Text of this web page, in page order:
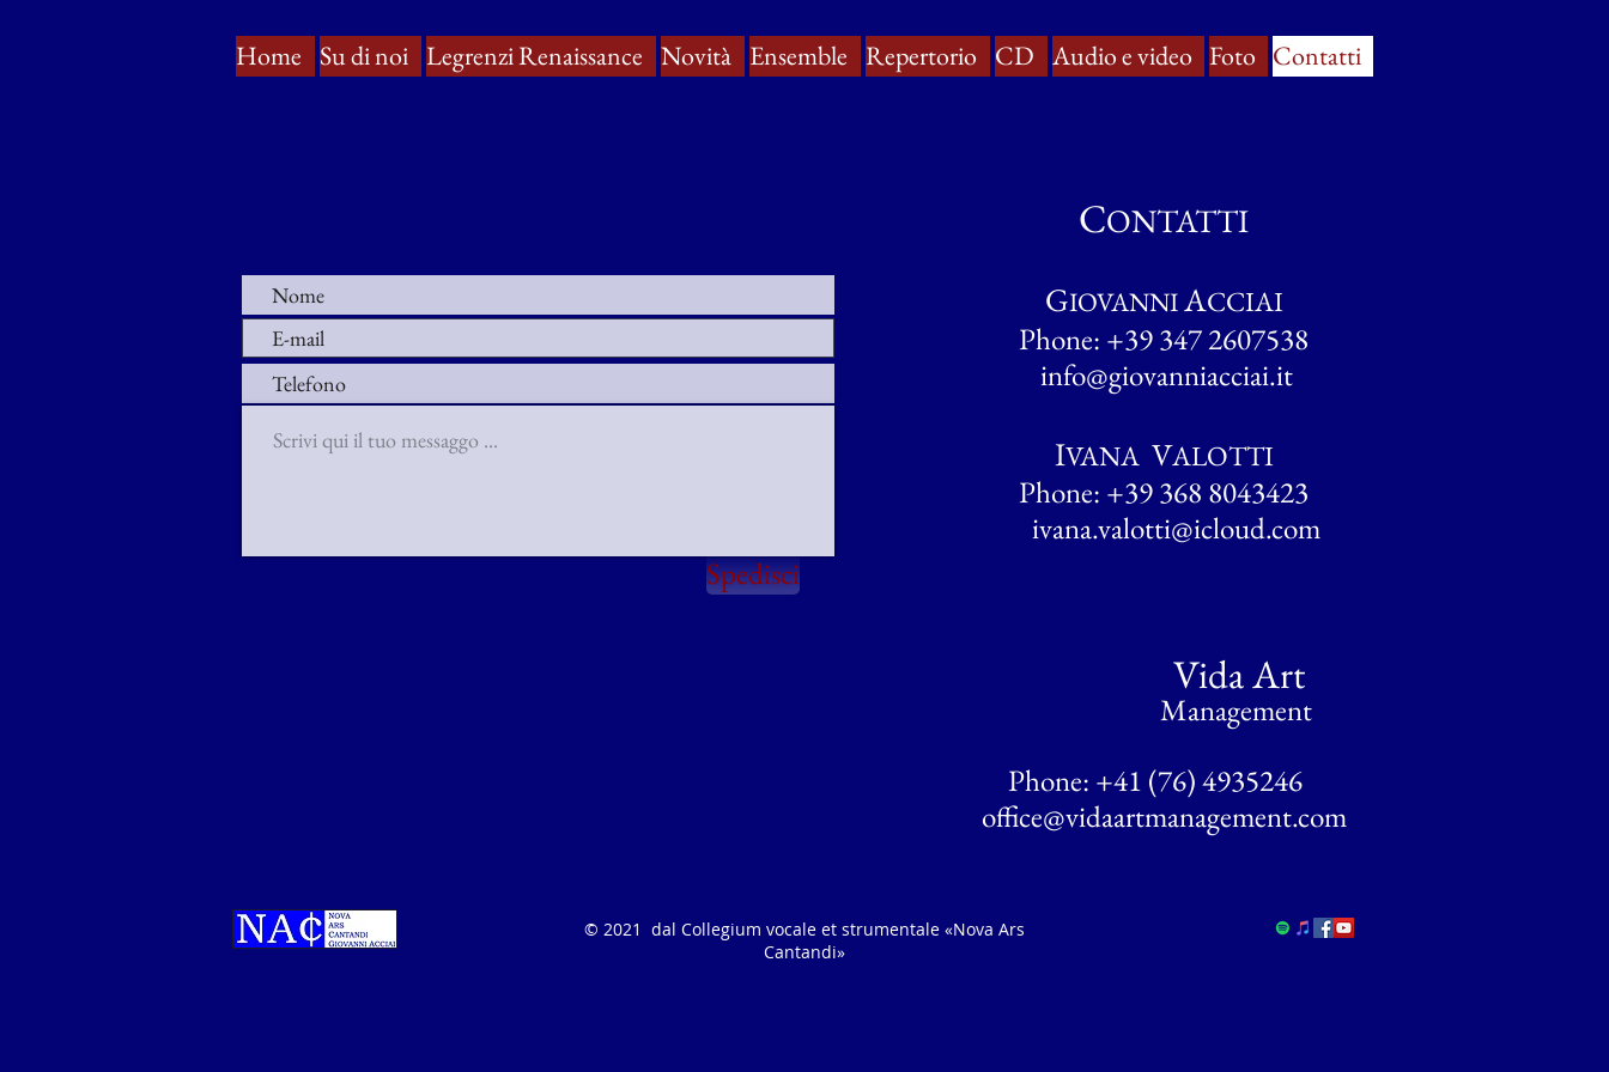
Home Su di noi Legrenzi Renaissance Novità Ensemble Repertorio CD Audio e video Foto Contatti
Spedisci
CONTATTI
GIOVANNIACCIAI
Phone: +39 347 2607538
info@giovanniacciai.it
IVANA VALOTTI
Phone: +39 368 8043423
ivana.valotti@icloud.com
Vida Art
Management
Phone: +41 (76) 4935246
office@vidaartmanagement.com
© 2021 dal Collegium vocale et strumentale «Nova Ars
Cantandi»